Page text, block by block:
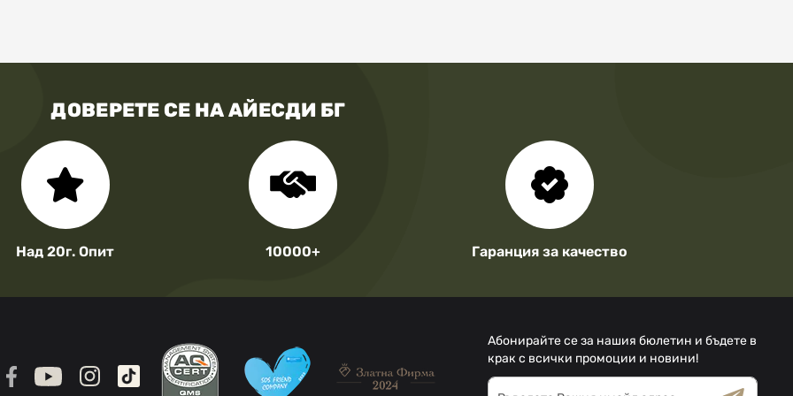
ДОВЕРЕТЕ СЕ НА АЙЕСДИ БГ
Над 20г. Опит 10000+ Гаранция за качество
Абонирайте се за нашия бюлетин и бъдете в
крак с всички промоции и новини!
Абонирай